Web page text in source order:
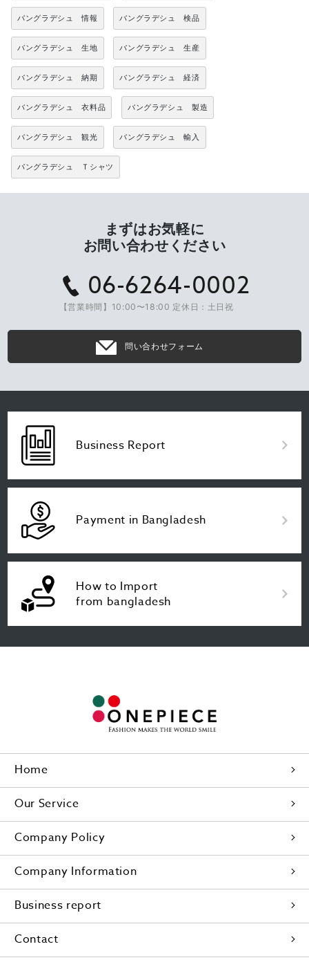
バングラデシュ 情報 バングラデシュ 検品
バングラデシュ 生地 バングラデシュ 生産
バングラデシュ 納期 バングラデシュ 経済
バングラデシュ 衣料品 バングラデシュ 製造
バングラデシュ 観光 バングラデシュ 輸入
バングラデシュ Ｔシャツ
まずはお気軽に
お問い合わせください
06-6264-0002
【営業時間】10:00〜18:00 定休日：土日祝
問い合わせフォーム
Business Report
Payment in Bangladesh
How to Import
from bangladesh
Home
Our Service
Company Policy
Company Information
Business report
Contact